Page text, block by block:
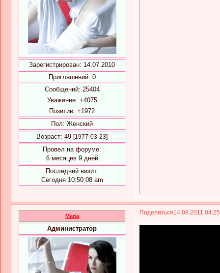
Зарегистрирован: 14.07.2010
Приглашений: 0
Сообщений: 25404
Уважение: +4075
Позитив: +1972
Пол: Женский
Возраст: 49 [1977-03-23]
Провел на форуме:
6 месяцев 9 дней
Последний визит:
Сегодня 10:50:08 am
Поделиться14.08.2011
Maria
Администратор